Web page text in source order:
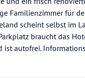
Familienzimmer für
scheint selbst im
braucht das
ist autofrei.